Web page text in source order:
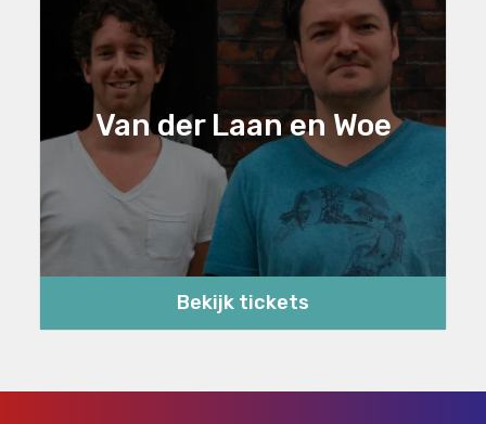
Van der Laan en Woe
Bekijk tickets